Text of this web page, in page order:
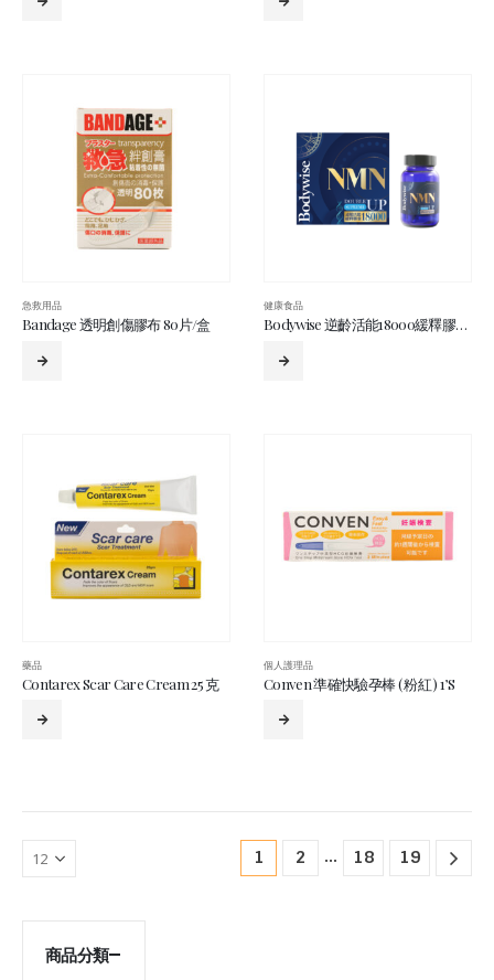
急救用品
Bandage 透明創傷膠布 80片/盒
健康食品
Bodywise 逆齡活能18000緩釋膠囊 60粒
藥品
Contarex Scar Care Cream 25 克
個人護理品
Conven 準確快驗孕棒 ( 粉紅 ) 1’S
1 2 ... 18 19
商品分類